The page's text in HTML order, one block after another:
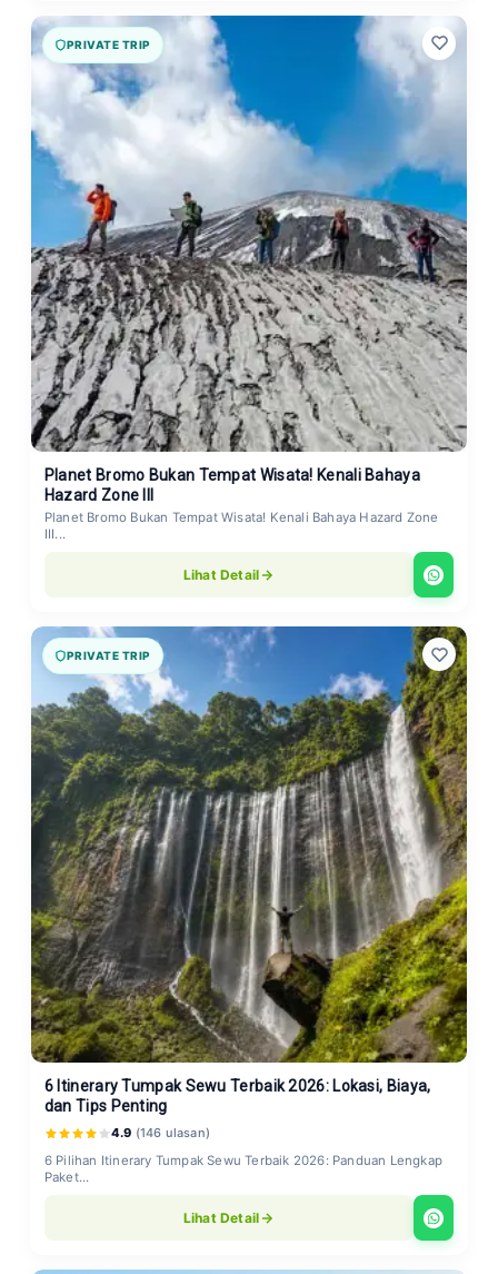
PRIVATE TRIP
Planet Bromo Bukan Tempat Wisata! Kenali Bahaya
Hazard Zone III
Planet Bromo Bukan Tempat Wisata! Kenali Bahaya Hazard Zone
III...
Lihat Detail
PRIVATE TRIP
6 Itinerary Tumpak Sewu Terbaik 2026: Lokasi, Biaya,
dan Tips Penting
4.9 (146 ulasan)
6 Pilihan Itinerary Tumpak Sewu Terbaik 2026: Panduan Lengkap
Paket...
Lihat Detail